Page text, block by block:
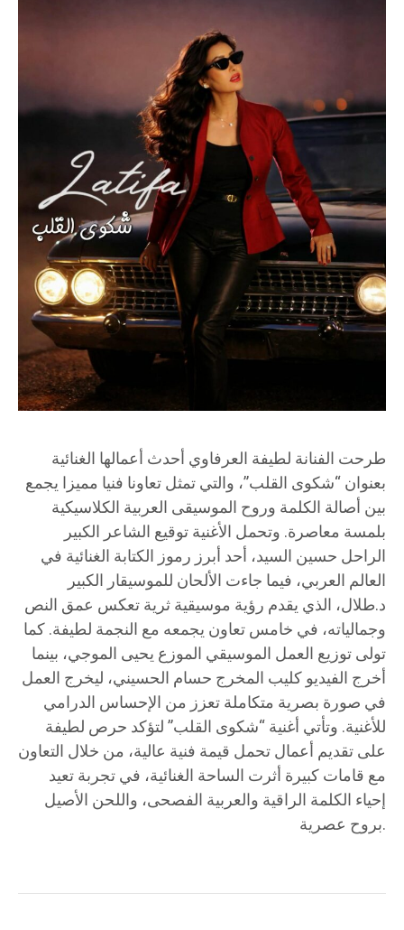
طرحت الفنانة لطيفة العرفاوي أحدث أعمالها الغنائية
بعنوان “شكوى القلب”، والتي تمثل تعاونا فنيا مميزا يجمع
بين أصالة الكلمة وروح الموسيقى العربية الكلاسيكية
بلمسة معاصرة. وتحمل الأغنية توقيع الشاعر الكبير
الراحل حسين السيد، أحد أبرز رموز الكتابة الغنائية في
العالم العربي، فيما جاءت الألحان للموسيقار الكبير
د.طلال، الذي يقدم رؤية موسيقية ثرية تعكس عمق النص
وجمالياته، في خامس تعاون يجمعه مع النجمة لطيفة. كما
تولى توزيع العمل الموسيقي الموزع يحيى الموجي، بينما
أخرج الفيديو كليب المخرج حسام الحسيني، ليخرج العمل
في صورة بصرية متكاملة تعزز من الإحساس الدرامي
للأغنية. وتأتي أغنية “شكوى القلب” لتؤكد حرص لطيفة
على تقديم أعمال تحمل قيمة فنية عالية، من خلال التعاون
مع قامات كبيرة أثرت الساحة الغنائية، في تجربة تعيد
إحياء الكلمة الراقية والعربية الفصحى، واللحن الأصيل
بروح عصرية.